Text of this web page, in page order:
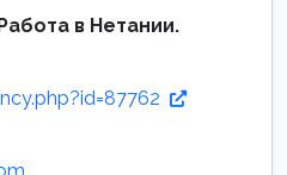
в Нетании.